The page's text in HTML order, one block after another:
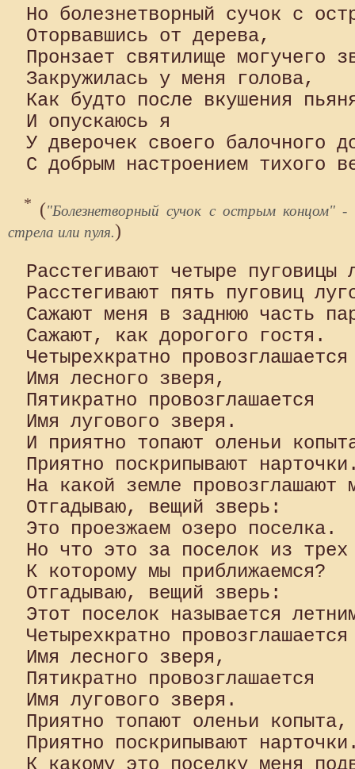
Но болезнетворный сучок с
Оторвавшись от дерева,
Пронзает святилище могучего
Закружилась у меня голова,
Как будто после вкушения
И опускаюсь я
У дверочек своего балочного
* ("Болезнетворный сучок с острым концом" -
стрела или пуля.)
Расстегивают четыре пуговицы
Расстегивают пять пуговиц
Сажают меня в заднюю часть
Сажают, как дорогого гостя.
Четырехкратно провозглашается
Имя лесного зверя,
Пятикратно провозглашается
Имя лугового зверя.
И приятно топают оленьи
Приятно поскрипывают
На какой земле провозглашают
Отгадываю, вещий зверь:
Это проезжаем озеро поселка.
Но что это за поселок из
К которому мы приближаемся?
Отгадываю, вещий зверь:
Этот поселок называется
Четырехкратно провозглашается
Имя лесного зверя,
Пятикратно провозглашается
Имя лугового зверя.
Приятно топают оленьи копыта,
Приятно поскрипывают
К какому это поселку меня